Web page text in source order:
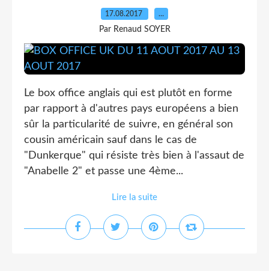
17.08.2017 …
Par Renaud SOYER
Le box office anglais qui est plutôt en forme
par rapport à d'autres pays européens a bien
sûr la particularité de suivre, en général son
cousin américain sauf dans le cas de
"Dunkerque" qui résiste très bien à l'assaut de
"Anabelle 2" et passe une 4ème...
Lire la suite